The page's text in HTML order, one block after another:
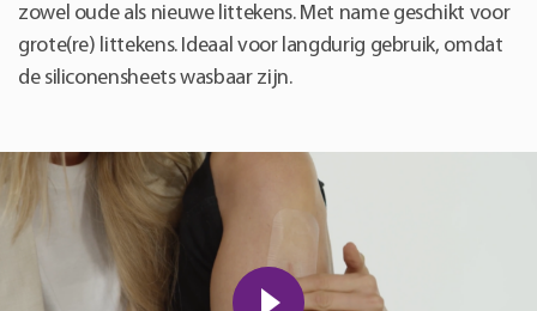
zowel oude als nieuwe littekens. Met name geschikt voor
grote(re) littekens. Ideaal voor langdurig gebruik, omdat
de siliconensheets wasbaar zijn.